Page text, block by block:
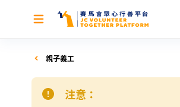
親子義工
注意：